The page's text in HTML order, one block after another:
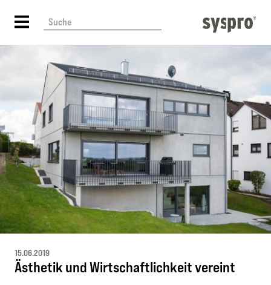
15.06.2019
Ästhetik und Wirtschaftlichkeit vereint